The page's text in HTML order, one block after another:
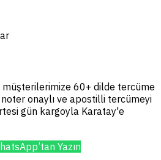
60+ dilde tercüme
onaylı ve apostilli tercümeyi
gün kargoyla Karatay'e
Yazın